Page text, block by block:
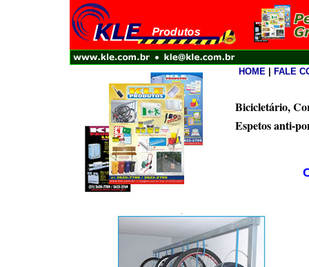
HOME| FALE
Bicicletário,
Espetos anti-